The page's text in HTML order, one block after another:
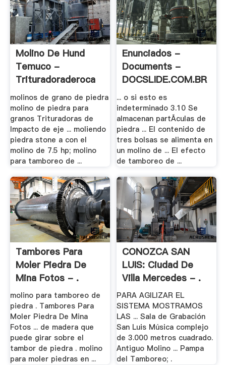
Molino De Hund
Temuco -
Trituradoraderoca
molinos de grano de piedra
molino de piedra para
granos Trituradoras de
Impacto de eje ... moliendo
piedra stone a con el
molino de 7.5 hp; molino
para tamboreo de ...
Enunciados -
Documents -
DOCSLIDE.COM.BR
... o si esto es
indeterminado 3.10 Se
almacenan partÃ­culas de
piedra ... El contenido de
tres bolsas se alimenta en
un molino de ... El efecto
de tamboreo de ...
Tambores Para
Moler Piedra De
Mina Fotos - .
molino para tamboreo de
piedra . Tambores Para
Moler Piedra De Mina
Fotos ... de madera que
puede girar sobre el
tambor de piedra . molino
para moler piedras en ...
CONOZCA SAN
LUIS: Ciudad De
Villa Mercedes - .
PARA AGILIZAR EL
SISTEMA MOSTRAMOS
LAS ... Sala de Grabación
San Luis Música complejo
de 3.000 metros cuadrado.
Antiguo Molino ... Pampa
del Tamboreo; .